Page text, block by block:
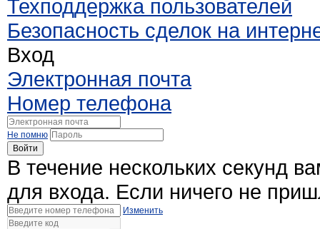
Техподдержка пользователей
Безопасность сделок на
Вход
Электронная почта
Номер телефона
Не помню
Войти
В течение нескольких секунд
для входа. Если ничего не
Изменить